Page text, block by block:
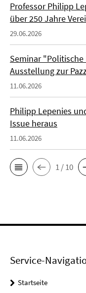
Professor Philipp
über 250 Jahre
29.06.2026
Seminar
Ausstellung zur
11.06.2026
Philipp Lepenies
Issue heraus
11.06.2026
1 / 10
Service-
Startseite